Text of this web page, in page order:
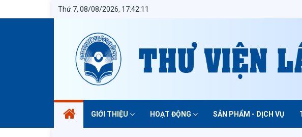
Thứ 7, 08/08/2026, 17:42:11
GIỚI THIỆU HOẠT ĐỘNG SẢN PHẨM - DỊCH VỤ